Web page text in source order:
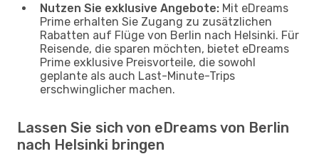
Nutzen Sie exklusive Angebote: Mit eDreams
Prime erhalten Sie Zugang zu zusätzlichen
Rabatten auf Flüge von Berlin nach Helsinki. Für
Reisende, die sparen möchten, bietet eDreams
Prime exklusive Preisvorteile, die sowohl
geplante als auch Last-Minute-Trips
erschwinglicher machen.
Lassen Sie sich von eDreams von Berlin
nach Helsinki bringen